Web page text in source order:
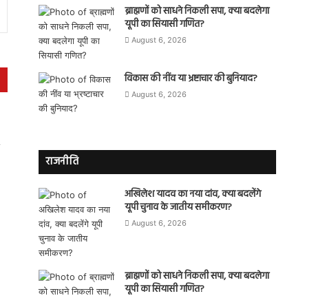
ब्राह्मणों को साधने निकली सपा, क्या बदलेगा
यूपी का सियासी गणित?
August 6, 2026
विकास की नींव या भ्रष्टाचार की बुनियाद?
August 6, 2026
राजनीति
अखिलेश यादव का नया दांव, क्या बदलेंगे
यूपी चुनाव के जातीय समीकरण?
August 6, 2026
ब्राह्मणों को साधने निकली सपा, क्या बदलेगा
यूपी का सियासी गणित?